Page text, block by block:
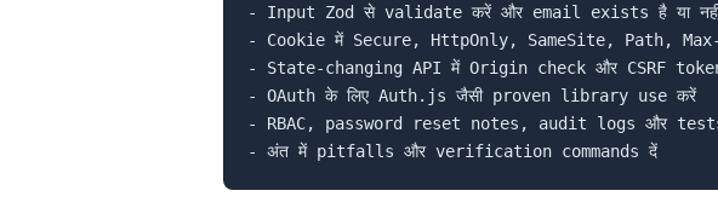
- Input Zod से validate करें और email exists है या
- Cookie में Secure, HttpOnly, SameSite, Path,
- State-changing API में Origin check और CSRF
- OAuth के लिए Auth.js जैसी proven library use करें
- RBAC, password reset notes, audit logs और tests